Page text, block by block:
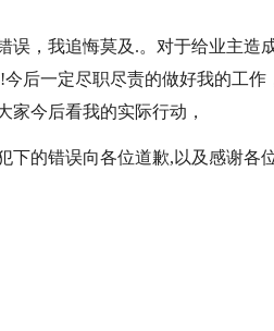
误，我追悔莫及.。对于给业主造
后一定尽职尽责的做好我的工
家今后看我的实际行动，
下的错误向各位道歉,以及感谢各